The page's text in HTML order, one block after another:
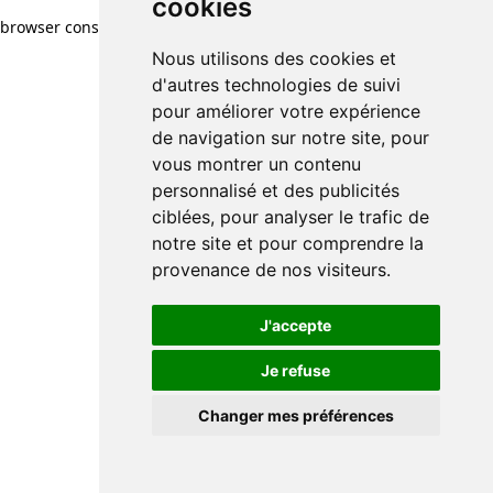
cookies
Nous utilisons des cookies et
d'autres technologies de suivi
pour améliorer votre expérience
de navigation sur notre site, pour
vous montrer un contenu
personnalisé et des publicités
ciblées, pour analyser le trafic de
notre site et pour comprendre la
provenance de nos visiteurs.
J'accepte
Je refuse
Changer mes préférences
browser console for more information)